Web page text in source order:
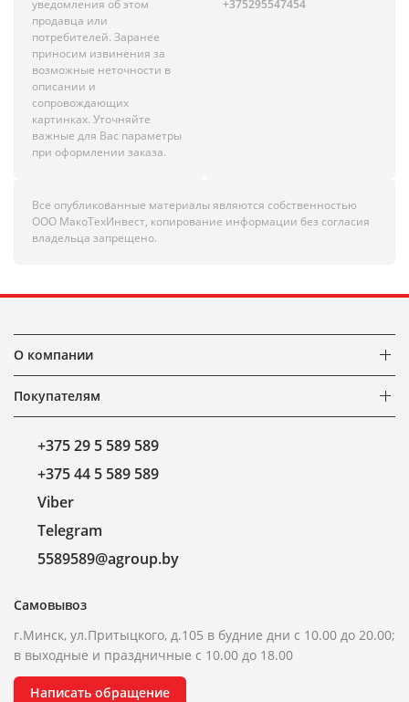
уведомления об этом
продавца или
потребителей. Заранее
приносим извинения за
возможные неточности в
описании и
сопровождающих
картинках. Уточняйте
важные для Вас параметры
при оформлении заказа.
+375295547454
Все опубликованные материалы являются собственностью
ООО МакоТехИнвест, копирование информации без согласия
владельца запрещено.
О компании
Покупателям
+375 29 5 589 589
+375 44 5 589 589
Viber
Telegram
5589589@agroup.by
Самовывоз
г.Минск, ул.Притыцкого, д.105 в будние дни с 10.00 до 20.00;
в выходные и праздничные с 10.00 до 18.00
Написать обращение